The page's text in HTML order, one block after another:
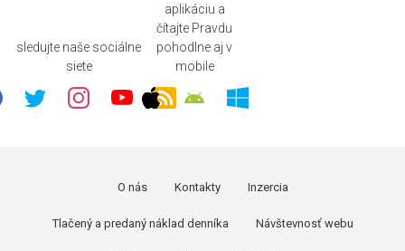
sledujte naše sociálne
siete
aplikáciu a
čítajte Pravdu
pohodlne aj v
mobile
O nás Kontakty Inzercia
Tlačený a predaný náklad denníka Návštevnosť webu